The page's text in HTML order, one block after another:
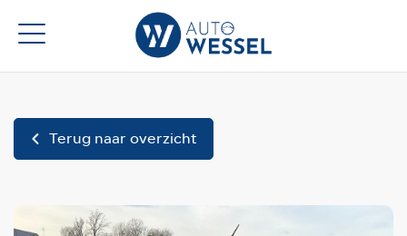
Terug naar overzicht